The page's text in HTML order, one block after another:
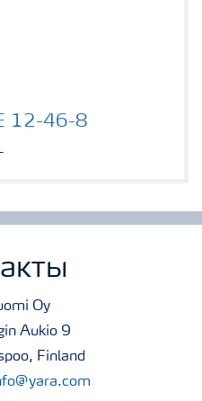
12-46-8
-
Oy
Aukio 9
Finland